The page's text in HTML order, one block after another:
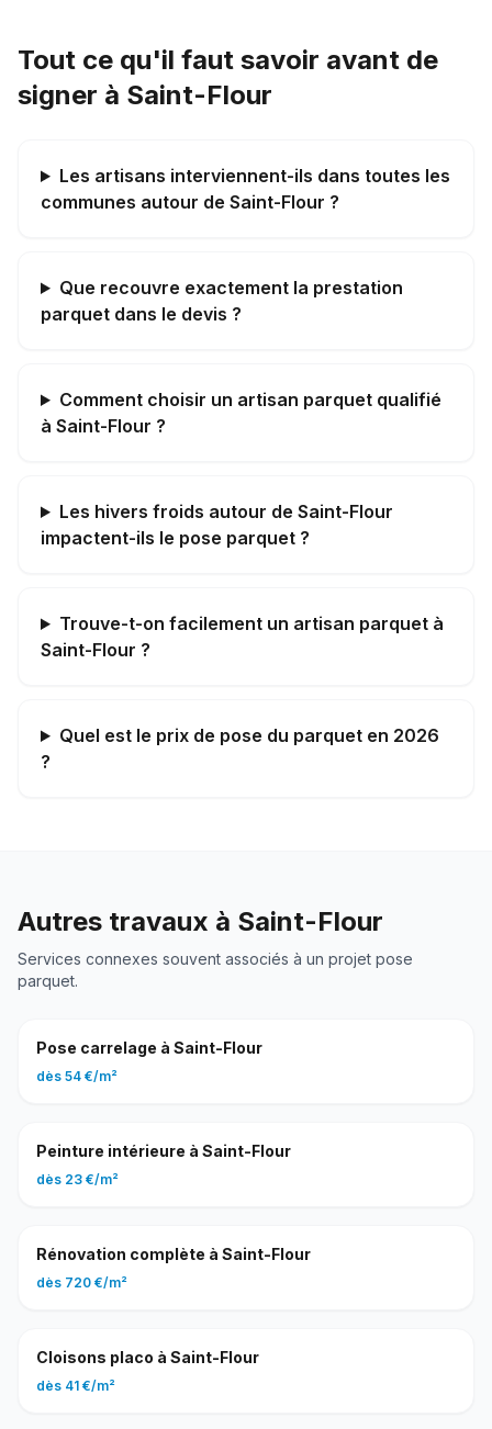
Tout ce qu'il faut savoir avant de
signer à Saint-Flour
Les artisans interviennent-ils dans toutes les
communes autour de Saint-Flour ?
Que recouvre exactement la prestation
parquet dans le devis ?
Comment choisir un artisan parquet qualifié
à Saint-Flour ?
Les hivers froids autour de Saint-Flour
impactent-ils le pose parquet ?
Trouve-t-on facilement un artisan parquet à
Saint-Flour ?
Quel est le prix de pose du parquet en 2026
?
Autres travaux à Saint-Flour
Services connexes souvent associés à un projet pose
parquet.
Pose carrelage à Saint-Flour
dès 54 €/m²
Peinture intérieure à Saint-Flour
dès 23 €/m²
Rénovation complète à Saint-Flour
dès 720 €/m²
Cloisons placo à Saint-Flour
dès 41 €/m²